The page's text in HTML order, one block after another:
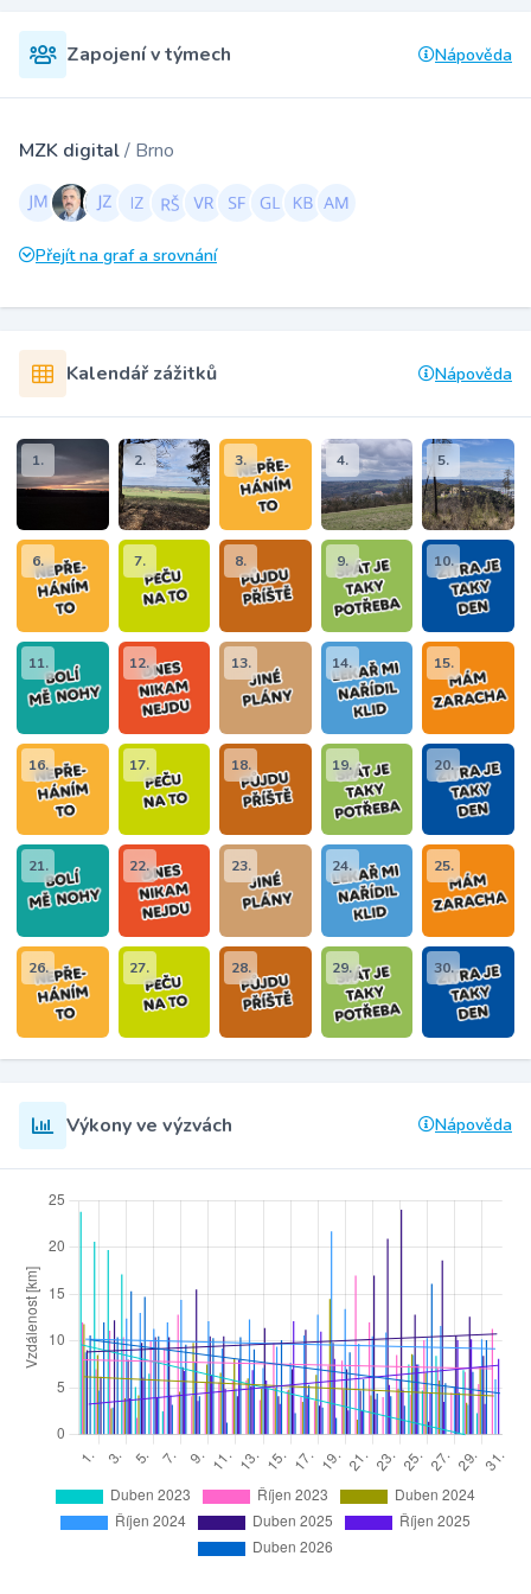
Zapojení v týmech Nápověda
MZK digital/ Brno
Přejít na graf a srovnání
Kalendář zážitků Nápověda
1. 2. 3. 4. 5.
6. 7. 8. 9. 10.
11. 12. 13. 14. 15.
16. 17. 18. 19. 20.
21. 22. 23. 24. 25.
26. 27. 28. 29. 30.
Výkony ve výzvách Nápověda